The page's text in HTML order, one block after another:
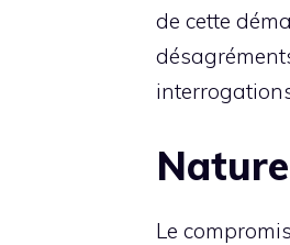
de cette
Le